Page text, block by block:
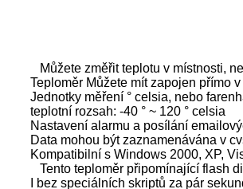
Můžete změřit teplotu v místnosti,
Teploměr Můžete mít zapojen přímo
Jednotky měření ° celsia, nebo
teplotní rozsah: -40 ° ~ 120 ° celsia
Nastavení alarmu a posílání
Data mohou být zaznamenávána v
Kompatibilní s Windows 2000, XP,
Tento teploměr připomínající flash
I bez speciálních skriptů za pár